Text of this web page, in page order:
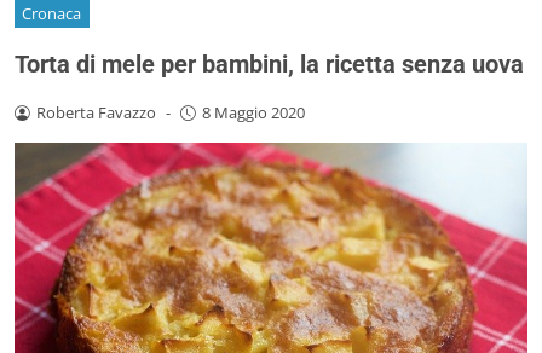
Cronaca
Torta di mele per bambini, la ricetta senza uova
Roberta Favazzo - 8 Maggio 2020